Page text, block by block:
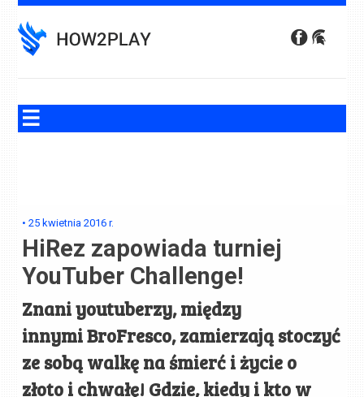
to
content
•25 kwietnia 2016 r.
HiRez zapowiada turniej
YouTuber Challenge!
Znani youtuberzy, między
innymi BroFresco, zamierzają stoczyć
ze sobą walkę na śmierć i życie o
złoto i chwałę! Gdzie, kiedy i kto w